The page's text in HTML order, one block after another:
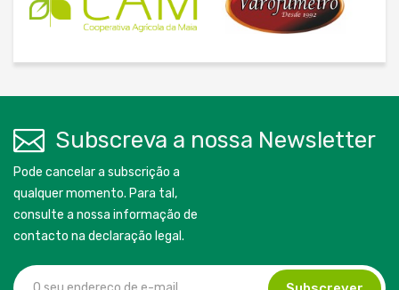
Subscreva a nossa Newsletter
Pode cancelar a subscrição a
qualquer momento. Para tal,
consulte a nossa informação de
contacto na declaração legal.